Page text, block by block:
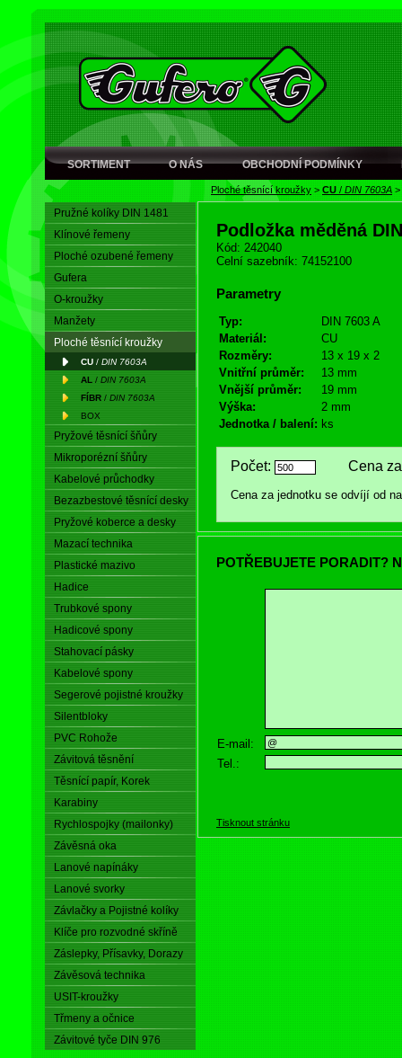
SORTIMENT O NÁS OBCHODNÍ PODMÍNKY
Ploché těsnící kroužky > CU / DIN 7603A >
Pružné kolíky DIN 1481
Klínové řemeny
Ploché ozubené řemeny
Gufera
O-kroužky
Manžety
Ploché těsnící kroužky
CU / DIN 7603A
AL / DIN 7603A
FÍBR / DIN 7603A
BOX
Pryžové těsnící šňůry
Mikroporézní šňůry
Kabelové průchodky
Bezazbestové těsnící desky
Pryžové koberce a desky
Mazací technika
Plastické mazivo
Hadice
Trubkové spony
Hadicové spony
Stahovací pásky
Kabelové spony
Segerové pojistné kroužky
Silentbloky
PVC Rohože
Závitová těsnění
Těsnící papír, Korek
Karabiny
Rychlospojky (mailonky)
Závěsná oka
Lanové napínáky
Lanové svorky
Závlačky a Pojistné kolíky
Klíče pro rozvodné skříně
Záslepky, Přísavky, Dorazy
Závěsová technika
USIT-kroužky
Třmeny a očnice
Závitové tyče DIN 976
Podložka měděná
Kód: 242040
Celní sazebník: 74152100
Parametry
Typ:
DIN 7603 A
Materiál:
CU
Rozměry:
13 x 19 x 2
Vnitřní průměr:
13 mm
Vnější průměr:
19 mm
Výška:
2 mm
Jednotka / balení: ks
Počet: Cena za
Cena za jednotku se odvíjí od
POTŘEBUJETE PORADIT?
E-mail:
Tel.:
Tisknout stránku